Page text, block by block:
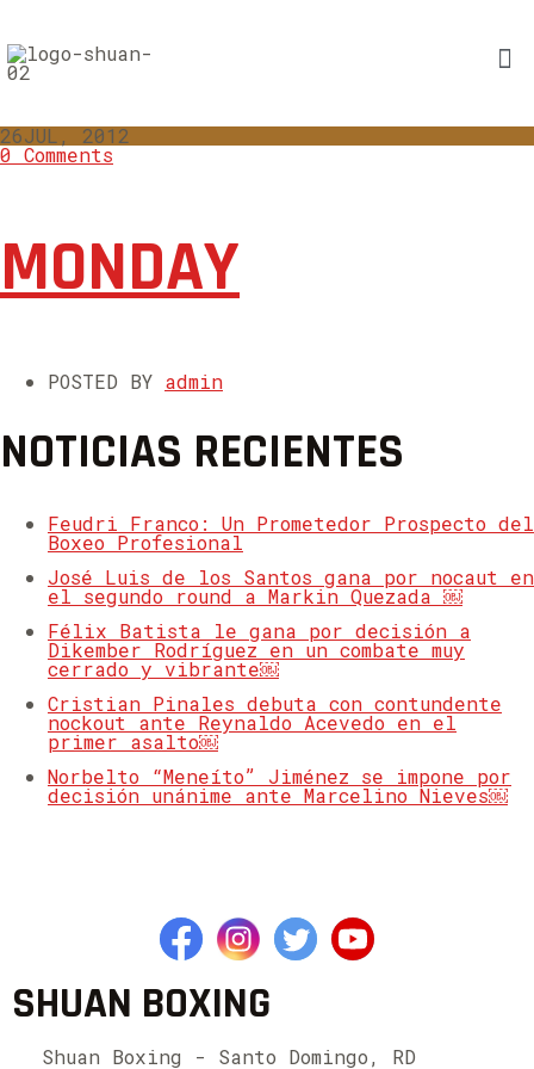
26JUL, 2012
0 Comments
MONDAY
POSTED BY admin
NOTICIAS RECIENTES
Feudri Franco: Un Prometedor Prospecto del
Boxeo Profesional
José Luis de los Santos gana por nocaut en
el segundo round a Markin Quezada ￼
Félix Batista le gana por decisión a
Dikember Rodríguez en un combate muy
cerrado y vibrante￼
Cristian Pinales debuta con contundente
nockout ante Reynaldo Acevedo en el
primer asalto￼
Norbelto “Meneíto” Jiménez se impone por
decisión unánime ante Marcelino Nieves￼
SHUAN BOXING
Shuan Boxing - Santo Domingo, RD